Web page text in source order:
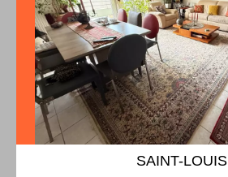
SAINT-LOUIS